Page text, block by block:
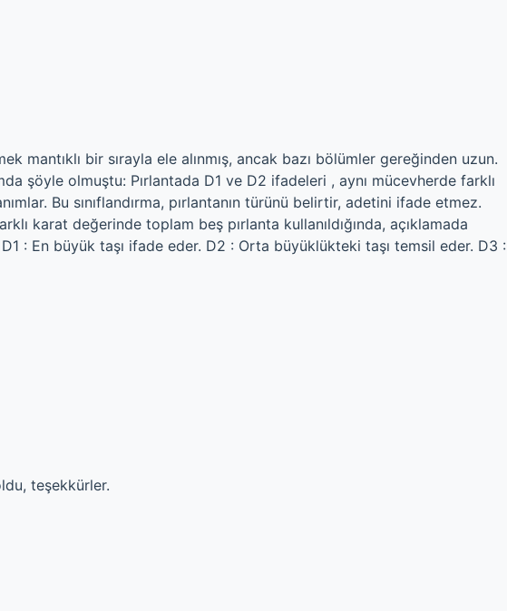
mantıklı bir sırayla ele alınmış, ancak bazı bölümler gereğinden uzun.
şöyle olmuştu: Pırlantada D1 ve D2 ifadeleri , aynı mücevherde farklı
Bu sınıflandırma, pırlantanın türünü belirtir, adetini ifade etmez.
karat değerinde toplam beş pırlanta kullanıldığında, açıklamada
: En büyük taşı ifade eder. D2 : Orta büyüklükteki taşı temsil eder. D3 :
teşekkürler.